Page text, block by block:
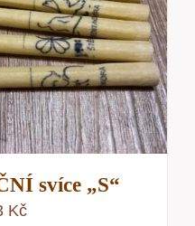
svíce „S“
Kč